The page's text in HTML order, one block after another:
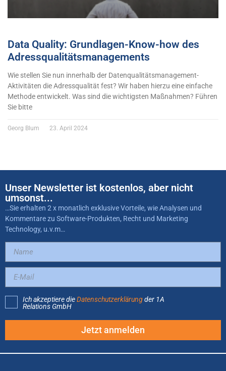
Data Quality: Grundlagen-Know-how des
Adressqualitätsmanagements
Wie stellen Sie nun innerhalb der Datenqualitätsmanagement-
Aktivitäten die Adressqualität fest? Wir haben hierzu eine einfache
Methode entwickelt. Was sind die wichtigsten Maßnahmen? Führen
Sie bitte
Georg Blum 23. April 2024
Unser Newsletter ist kostenlos, aber nicht
umsonst...
…Sie erhalten 2 x monatlich exklusive Vorteile, wie Analysen und
Kommentare zu Software-Produkten, Recht und Marketing
Technology, u.v.m…
Ich akzeptiere dieDatenschutzerklärungder 1A
Relations GmbH
Jetzt anmelden